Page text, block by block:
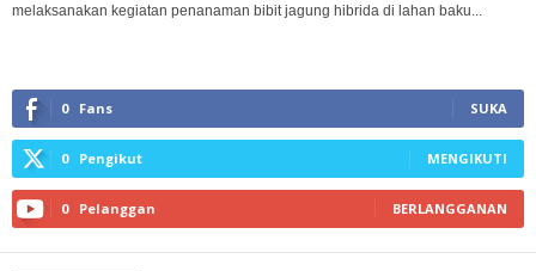
melaksanakan kegiatan penanaman bibit jagung hibrida di lahan baku...
0 Fans SUKA
0 Pengikut MENGIKUTI
0 Pelanggan BERLANGGANAN